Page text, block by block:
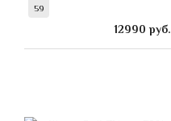
59
12990 руб.